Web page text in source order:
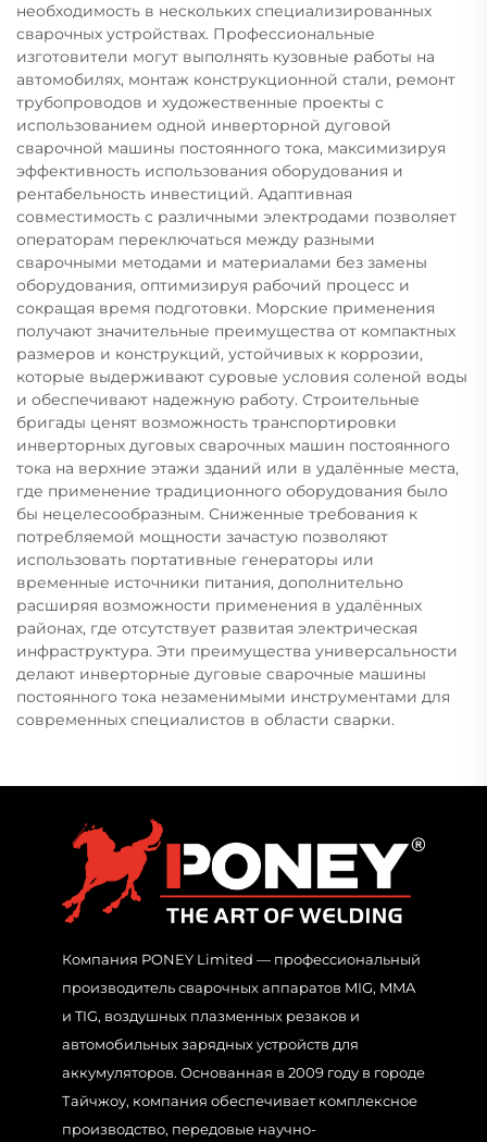
необходимость в нескольких специализированных
сварочных устройствах. Профессиональные
изготовители могут выполнять кузовные работы на
автомобилях, монтаж конструкционной стали, ремонт
трубопроводов и художественные проекты с
использованием одной инверторной дуговой
сварочной машины постоянного тока, максимизируя
эффективность использования оборудования и
рентабельность инвестиций. Адаптивная
совместимость с различными электродами позволяет
операторам переключаться между разными
сварочными методами и материалами без замены
оборудования, оптимизируя рабочий процесс и
сокращая время подготовки. Морские применения
получают значительные преимущества от компактных
размеров и конструкций, устойчивых к коррозии,
которые выдерживают суровые условия соленой воды
и обеспечивают надежную работу. Строительные
бригады ценят возможность транспортировки
инверторных дуговых сварочных машин постоянного
тока на верхние этажи зданий или в удалённые места,
где применение традиционного оборудования было
бы нецелесообразным. Сниженные требования к
потребляемой мощности зачастую позволяют
использовать портативные генераторы или
временные источники питания, дополнительно
расширяя возможности применения в удалённых
районах, где отсутствует развитая электрическая
инфраструктура. Эти преимущества универсальности
делают инверторные дуговые сварочные машины
постоянного тока незаменимыми инструментами для
современных специалистов в области сварки.
Компания PONEY Limited — профессиональный
производитель сварочных аппаратов MIG, MMA
и TIG, воздушных плазменных резаков и
автомобильных зарядных устройств для
аккумуляторов. Основанная в 2009 году в городе
Тайчжоу, компания обеспечивает комплексное
производство, передовые научно-